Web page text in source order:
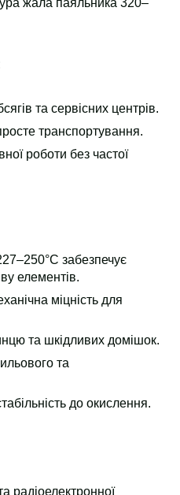
та сервісних центрів.
транспортування.
роботи без частої
забезпечує
елементів.
міцність для
та шкідливих домішок.
та
до окислення.
радіоелектронної